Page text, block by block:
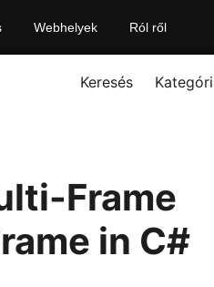
Webhelyek Ról ről
Keresés
Frame
in C#